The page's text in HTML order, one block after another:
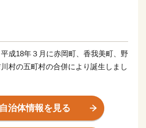
成18年３月に赤岡町、香我美町、野
村の五町村の合併により誕生しまし
内を物部川、香宗川などが流れ、美
れた元気で豊かなまちです。
自治体情報を見る